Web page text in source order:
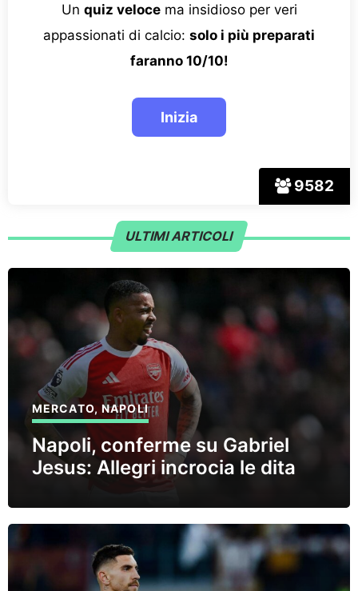
9582
Un quiz velocema insidioso per veri
appassionati di calcio: solo i più preparati
faranno 10/10!
ULTIMI ARTICOLI
MERCATO,NAPOLI
Napoli, conferme su Gabriel
Jesus: Allegri incrocia le dita